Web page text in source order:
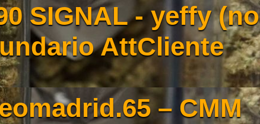
SIGNAL - yeffy (no
AttCliente
– CMM